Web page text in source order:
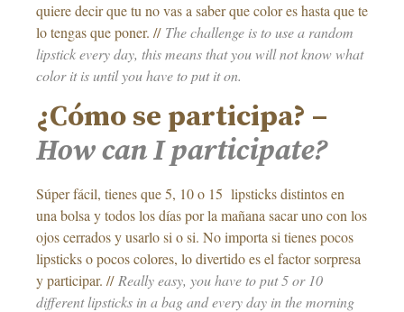
quiere decir que tu no vas a saber que color es hasta que te
lo tengas que poner. // The challenge is to use a random
lipstick every day, this means that you will not know what
color it is until you have to put it on.
¿Cómo se participa? –
How can I participate?
Súper fácil, tienes que 5, 10 o 15 lipsticks distintos en
una bolsa y todos los días por la mañana sacar uno con los
ojos cerrados y usarlo si o si. No importa si tienes pocos
lipsticks o pocos colores, lo divertido es el factor sorpresa
y participar. // Really easy, you have to put 5 or 10
different lipsticks in a bag and every day in the morning